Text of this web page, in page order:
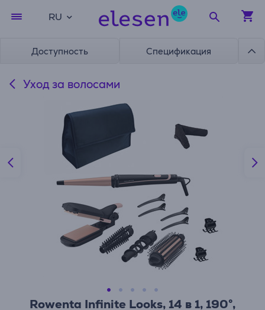
RU
Доступность Спецификация
Уход за волосами
Rowenta Infinite Looks, 14 в 1, 190°,